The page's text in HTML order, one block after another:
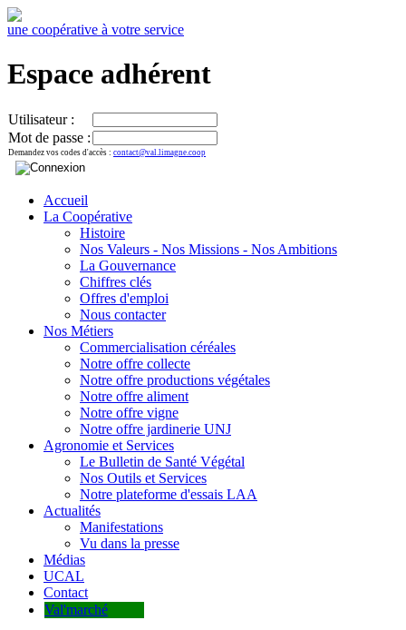
une coopérative à votre service
Espace adhérent
Utilisateur :
Mot de passe :
Demandez vos codes d'accès : contact@val.limagne.coop
Accueil
La Coopérative
Histoire
Nos Valeurs - Nos Missions - Nos Ambitions
La Gouvernance
Chiffres clés
Offres d'emploi
Nous contacter
Nos Métiers
Commercialisation céréales
Notre offre collecte
Notre offre productions végétales
Notre offre aliment
Notre offre vigne
Notre offre jardinerie UNJ
Agronomie et Services
Le Bulletin de Santé Végétal
Nos Outils et Services
Notre plateforme d'essais LAA
Actualités
Manifestations
Vu dans la presse
Médias
UCAL
Contact
Val'marché